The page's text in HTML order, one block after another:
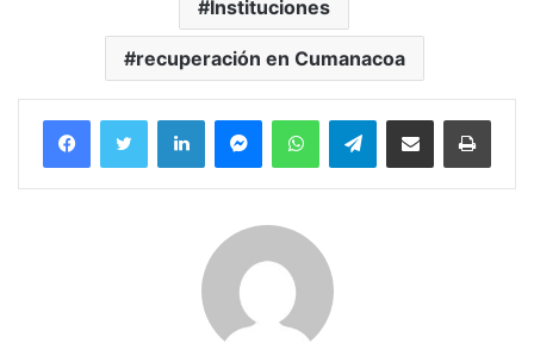
Instituciones
recuperación en Cumanacoa
FacebookTwitter LinkedInMessengerWhatsAppTelegramCompartir por correo electrónico